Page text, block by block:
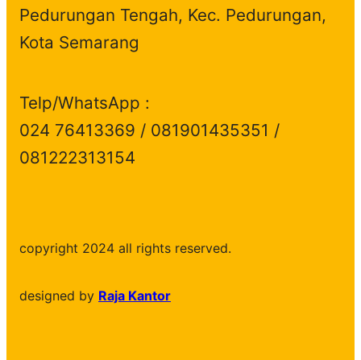
Pedurungan Tengah, Kec. Pedurungan,
Kota Semarang
Telp/WhatsApp :
024 76413369 / 081901435351 /
081222313154
copyright 2024 all rights reserved.
designed by Raja Kantor